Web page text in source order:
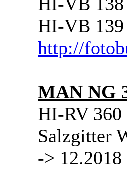
HI-VB
http://
MAN NG
HI-RV
Salzgitter
->